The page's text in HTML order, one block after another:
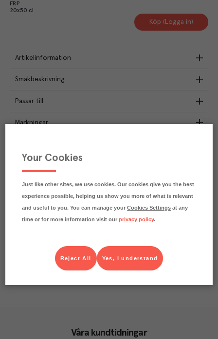
FRP
20x50 cl
Köp (Logga in)
Artikelinformation
Smakbeskrivning
Passar till
Märkningar
Klimatavtryck
Varje kilo av varan påverkar klimatet motsvarande
utsläppen av 1.1 kg koldioxid.
Läs mer om hur vi beräknar klimatavtryck
Våra kundtidningar
Your Cookies
Just like other sites, we use cookies. Our cookies give you the best
experience possible, helping us show you more of what is relevant
and useful to you. You can manage yourCookies Settings at any
time or for more information visit ourprivacy policy.
Yes, I understand
Reject All